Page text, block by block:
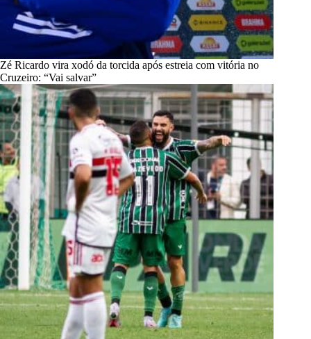
Zé Ricardo vira xodó da torcida após estreia com vitória no
Cruzeiro: “Vai salvar”